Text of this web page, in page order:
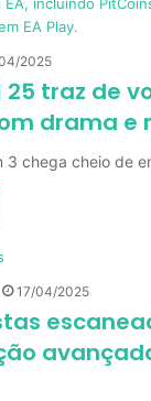
2025
25 traz de
drama e
3 chega cheio de
17/04/2025